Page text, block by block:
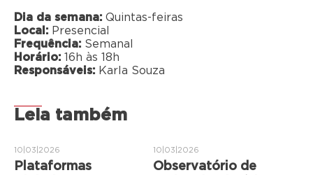
Dia da semana: Quintas-feiras
Local: Presencial
Frequência: Semanal
Horário: 16h às 18h
Responsáveis: Karla Souza
Leia também
10|03|2026
Plataformas
10|03|2026
Observatório de